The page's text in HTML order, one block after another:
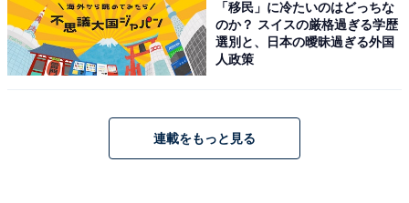
「移民」に冷たいのはどっちな
のか？ スイスの厳格過ぎる学歴
選別と、日本の曖昧過ぎる外国
人政策
連載をもっと見る